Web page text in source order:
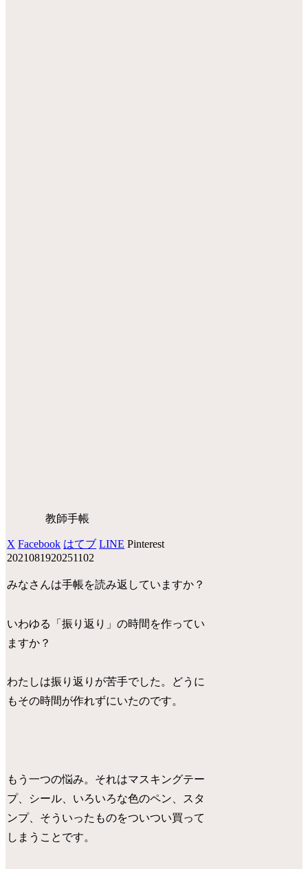
教師手帳
X Facebook はてブ LINE Pinterest
2021081920251102
みなさんは手帳を読み返していますか？
いわゆる「振り返り」の時間を作ってい
ますか？
わたしは振り返りが苦手でした。どうに
もその時間が作れずにいたのです。
もう一つの悩み。それはマスキングテー
プ、シール、いろいろな色のペン、スタ
ンプ、そういったものをついつい買って
しまうことです。